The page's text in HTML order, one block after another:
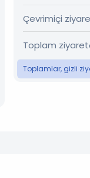
Çevrimiçi
Toplam
Toplamlar, gizli